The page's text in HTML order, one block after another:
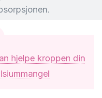
hjelpe kroppen din